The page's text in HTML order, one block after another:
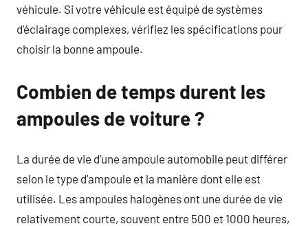
véhicule. Si votre véhicule est équipé de systèmes
d’éclairage complexes, vérifiez les spécifications pour
choisir la bonne ampoule.
Combien de temps durent les
ampoules de voiture ?
La durée de vie d’une ampoule automobile peut différer
selon le type d’ampoule et la manière dont elle est
utilisée. Les ampoules halogènes ont une durée de vie
relativement courte, souvent entre 500 et 1000 heures,